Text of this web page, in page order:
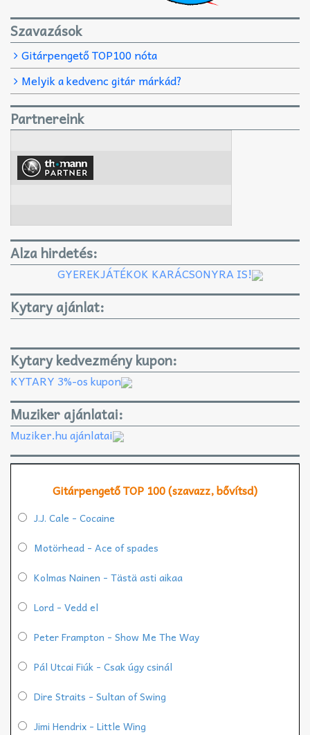
Szavazások
Gitárpengető TOP100 nóta
Melyik a kedvenc gitár márkád?
Partnereink
Alza hirdetés:
GYEREKJÁTÉKOK KARÁCSONYRA IS!
Kytary ajánlat:
Kytary kedvezmény kupon:
KYTARY 3%-os kupon
Muziker ajánlatai:
Muziker.hu ajánlatai
Gitárpengető TOP 100 (szavazz, bővítsd)
J.J. Cale - Cocaine
Motörhead - Ace of spades
Kolmas Nainen - Tästä asti aikaa
Lord - Vedd el
Peter Frampton - Show Me The Way
Pál Utcai Fiúk - Csak úgy csinál
Dire Straits - Sultan of Swing
Jimi Hendrix - Little Wing